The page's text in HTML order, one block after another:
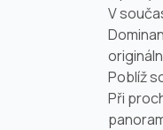
V
Poblíž
Při